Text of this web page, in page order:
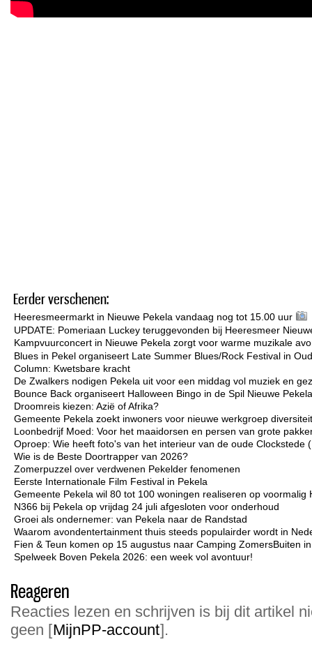
Eerder verschenen:
Heeresmeermarkt in Nieuwe Pekela vandaag nog tot 15.00 uur
UPDATE: Pomeriaan Luckey teruggevonden bij Heeresmeer
Kampvuurconcert in Nieuwe Pekela zorgt voor warme muzikale
Blues in Pekel organiseert Late Summer Blues/Rock Festival in
Column: Kwetsbare kracht
De Zwalkers nodigen Pekela uit voor een middag vol muziek en
Bounce Back organiseert Halloween Bingo in de Spil Nieuwe Pekela
Droomreis kiezen: Azië of Afrika?
Gemeente Pekela zoekt inwoners voor nieuwe werkgroep
Loonbedrijf Moed: Voor het maaidorsen en persen van grote
Oproep: Wie heeft foto's van het interieur van de oude Clockstede
Wie is de Beste Doortrapper van 2026?
Zomerpuzzel over verdwenen Pekelder fenomenen
Eerste Internationale Film Festival in Pekela
Gemeente Pekela wil 80 tot 100 woningen realiseren op voormalig
N366 bij Pekela op vrijdag 24 juli afgesloten voor onderhoud
Groei als ondernemer: van Pekela naar de Randstad
Waarom avondentertainment thuis steeds populairder wordt in
Fien & Teun komen op 15 augustus naar Camping ZomersBuiten
Spelweek Boven Pekela 2026: een week vol avontuur!
Reageren
Reacties lezen en schrijven is bij dit artikel
geen [MijnPP-account].